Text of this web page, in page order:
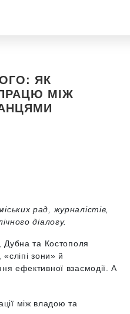
ЯК
МІЖ
рад, журналістів,
діалогу.
Дубна та Костополя
зони» й
ефективної взаємодії. А
між владою та